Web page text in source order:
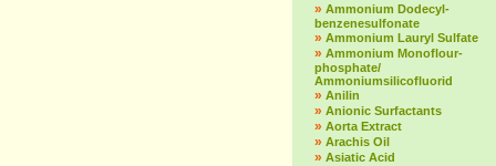
» Ammonium Dodecyl-
benzenesulfonate
» Ammonium Lauryl Sulfate
» Ammonium Monoflour-
phosphate/
Ammoniumsilicofluorid
» Anilin
» Anionic Surfactants
» Aorta Extract
» Arachis Oil
» Asiatic Acid